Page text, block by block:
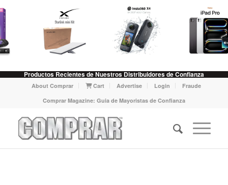
Productos Recientes de Nuestros Distribuidores de Confianza
About Comprar Cart Advertise Login
Fraude
Comprar Magazine: Guia de Mayoristas de Confianza